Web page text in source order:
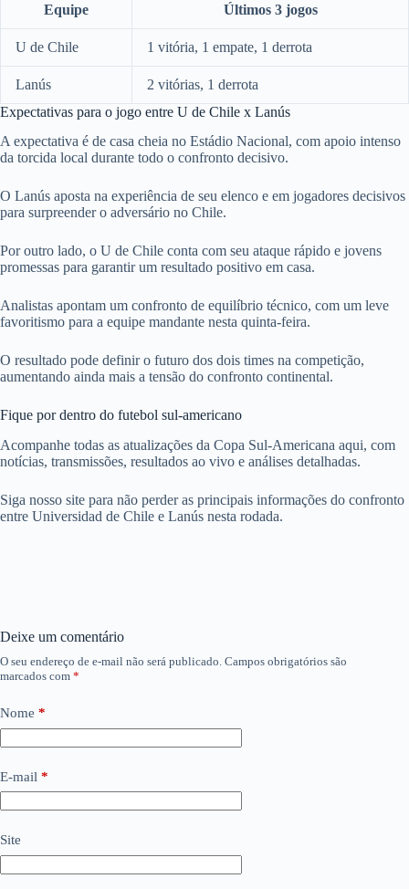
Equipe Últimos 3 jogos
U de Chile 1 vitória, 1 empate, 1 derrota
Lanús
2 vitórias, 1 derrota
Expectativas para o jogo entre U de Chile x Lanús
A expectativa é de casa cheia no Estádio Nacional, com apoio intenso
da torcida local durante todo o confronto decisivo.
O Lanús aposta na experiência de seu elenco e em jogadores decisivos
para surpreender o adversário no Chile.
Por outro lado, o U de Chile conta com seu ataque rápido e jovens
promessas para garantir um resultado positivo em casa.
Analistas apontam um confronto de equilíbrio técnico, com um leve
favoritismo para a equipe mandante nesta quinta-feira.
O resultado pode definir o futuro dos dois times na competição,
aumentando ainda mais a tensão do confronto continental.
Fique por dentro do futebol sul-americano
Acompanhe todas as atualizações da Copa Sul-Americana aqui, com
notícias, transmissões, resultados ao vivo e análises detalhadas.
Siga nosso site para não perder as principais informações do confronto
entre Universidad de Chile e Lanús nesta rodada.
Deixe um comentário
O seu endereço de e-mail não será publicado. Campos obrigatórios são
marcados com *
Nome *
E-mail *
Site